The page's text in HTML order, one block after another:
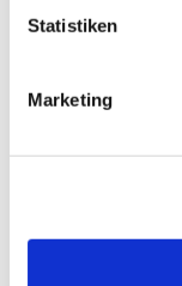
Statistiken
Marketing